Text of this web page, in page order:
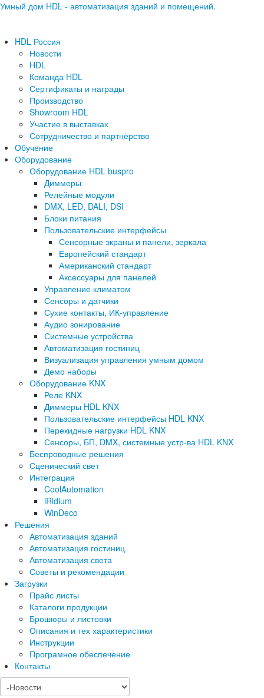
Умный дом HDL - автоматизация зданий и помещений.
HDL Россия
Новости
HDL
Команда HDL
Сертификаты и награды
Производство
Showroom HDL
Участие в выставках
Сотрудничество и партнёрство
Обучение
Оборудование
Оборудование HDL buspro
Диммеры
Релейные модули
DMX, LED, DALI, DSI
Блоки питания
Пользовательские интерфейсы
Сенсорные экраны и панели, зеркала
Европейский стандарт
Американский стандарт
Аксессуары для панелей
Управление климатом
Сенсоры и датчики
Сухие контакты, ИК-управление
Аудио зонирование
Системные устройства
Автоматизация гостиниц
Визуализация управления умным домом
Демо наборы
Оборудование KNX
Реле KNX
Диммеры HDL KNX
Пользовательские интерфейсы HDL KNX
Перекидные нагрузки HDL KNX
Сенсоры, БП, DMX, системные устр-ва HDL KNX
Беспроводные решения
Сценический свет
Интеграция
CoolAutomation
iRidium
WinDeco
Решения
Автоматизация зданий
Автоматизация гостиниц
Автоматизация света
Советы и рекомендации
Загрузки
Прайс листы
Каталоги продукции
Брошюры и листовки
Описания и тех характеристики
Инструкции
Програмное обеспечение
Контакты